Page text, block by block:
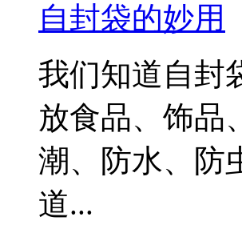
自封袋的妙用
我们知道自封
放食品、饰品
潮、防水、防
道...